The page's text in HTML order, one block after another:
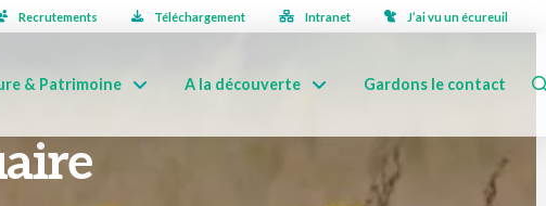
Recrutements Téléchargement Intranet J’ai vu un écureuil
& Patrimoine A la découverte Gardons le contact